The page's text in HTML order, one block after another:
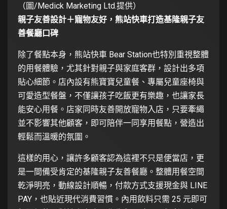
（圖/Medick Marketing Ltd.提供）
親子友善設計＋寵物友好，熊站快車打造基隆親子友
善餐廳口碑
除了餐點本身，熊站快車 Bear Station也特別重視整體
的用餐體驗，尤其針對親子與家庭客群，設計出多項
貼心細節。店內設有熊寶寶兒童餐、專屬兒童座椅與
可愛造型餐盤，不僅讓孩子吃飯更有樂趣，也讓家長
能安心用餐。店家同時友善開放寵物入店，只要牽繩
並不影響其他顧客，即可陪伴一同享用餐點，營造出
輕鬆而溫暖的氛圍。
這樣的用心，讓許多顧客認為這裡不只是便當店，更
是一間備受肯定的基隆親子友善餐廳。整體用餐空間
乾淨明亮，動線設計順暢，付款方式支援現金與 LINE
PAY，也貼近現代消費習慣。內用飲料只需 25 元即可